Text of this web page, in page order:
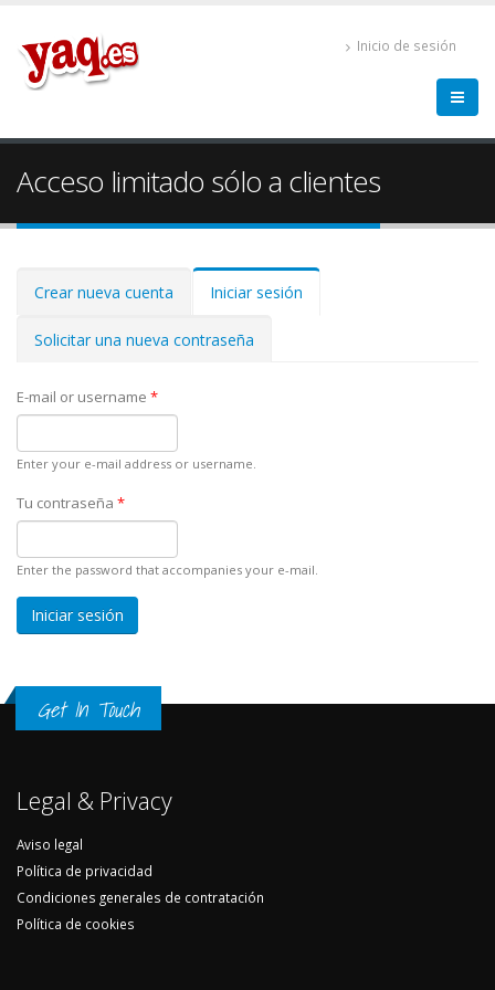
Inicio de sesión
Acceso limitado sólo a clientes
Solapas principales
Crear nueva cuenta Iniciar sesión
Solicitar una nueva contraseña
E-mail or username *
Enter your e-mail address or username.
Tu contraseña *
Enter the password that accompanies your e-mail.
Get In Touch
Legal & Privacy
Aviso legal
Política de privacidad
Condiciones generales de contratación
Política de cookies